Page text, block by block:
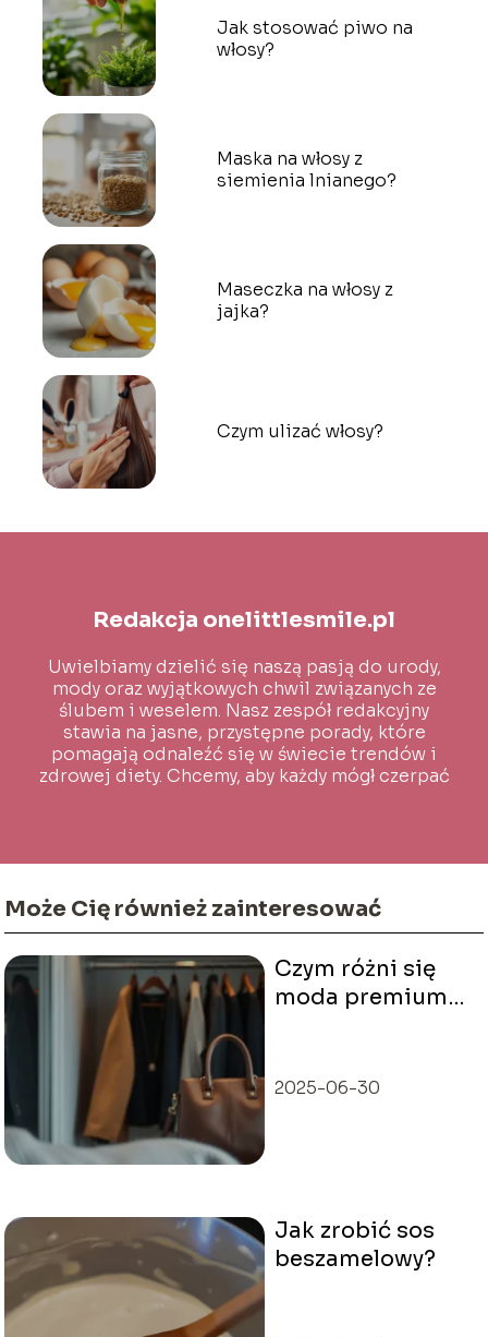
Jak stosować piwo na
włosy?
Maska na włosy z
siemienia lnianego?
Maseczka na włosy z
jajka?
Czym ulizać włosy?
Redakcja onelittlesmile.pl
Uwielbiamy dzielić się naszą pasją do urody,
mody oraz wyjątkowych chwil związanych ze
ślubem i weselem. Nasz zespół redakcyjny
stawia na jasne, przystępne porady, które
pomagają odnaleźć się w świecie trendów i
zdrowej diety. Chcemy, aby każdy mógł czerpać
Może Cię również zainteresować
Czym różni się
moda premium
2025-06-30
Jak zrobić sos
beszamelowy?